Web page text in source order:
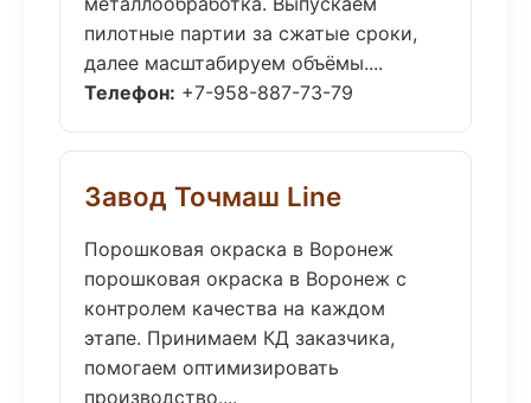
пилотные партии за сжатые сроки,
далее масштабируем объёмы....
Телефон: +7-958-887-73-79
Завод Точмаш Line
Порошковая окраска в Воронеж
порошковая окраска в Воронеж с
контролем качества на каждом
этапе. Принимаем КД заказчика,
помогаем оптимизировать
производство....